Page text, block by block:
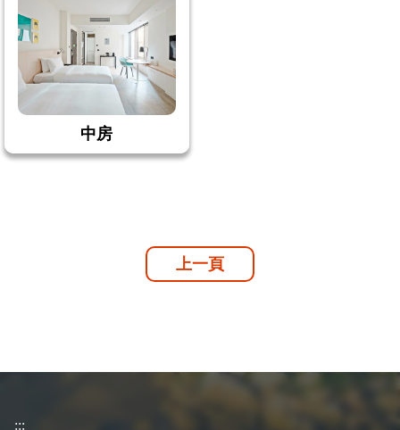
中房
上一頁
:::